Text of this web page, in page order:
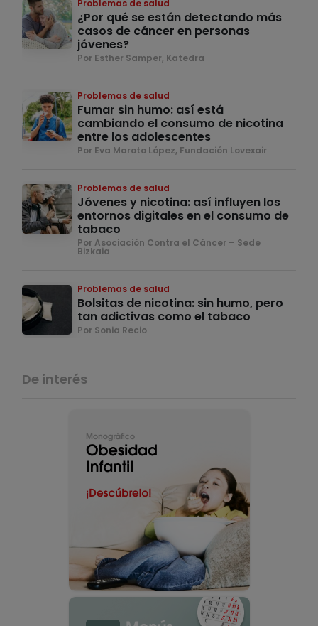
Problemas de salud
¿Por qué se están detectando más
casos de cáncer en personas
jóvenes?
Por Esther Samper, Katedra
Problemas de salud
Fumar sin humo: así está
cambiando el consumo de nicotina
entre los adolescentes
Por Eva Maroto López, Fundación Lovexair
Problemas de salud
Jóvenes y nicotina: así influyen los
entornos digitales en el consumo de
tabaco
Por Asociación Contra el Cáncer – Sede
Bizkaia
Problemas de salud
Bolsitas de nicotina: sin humo, pero
tan adictivas como el tabaco
Por Sonia Recio
De interés